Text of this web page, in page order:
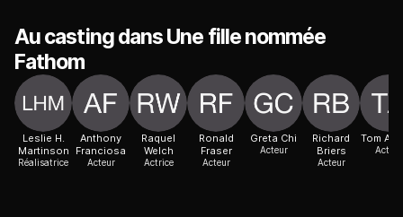
Au casting dans Une fille nommée
Fathom
Leslie H.
Martinson
Réalisatrice
Anthony
Franciosa
Acteur
Raquel
Welch
Actrice
Ronald
Fraser
Acteur
Greta Chi
Acteur
Richard
Briers
Acteur
Tom
Acteur